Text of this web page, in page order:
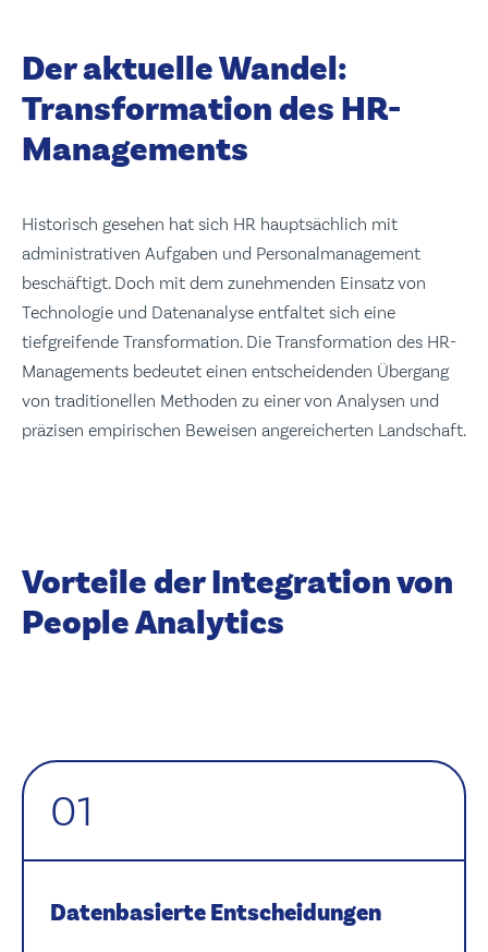
Der aktuelle Wandel:
Transformation des HR-
Managements
Historisch gesehen hat sich HR hauptsächlich mit
administrativen Aufgaben und Personalmanagement
beschäftigt. Doch mit dem zunehmenden Einsatz von
Technologie und Datenanalyse entfaltet sich eine
tiefgreifende Transformation. Die Transformation des HR-
Managements bedeutet einen entscheidenden Übergang
von traditionellen Methoden zu einer von Analysen und
präzisen empirischen Beweisen angereicherten Landschaft.
Vorteile der Integration von
People Analytics
01
Datenbasierte Entscheidungen